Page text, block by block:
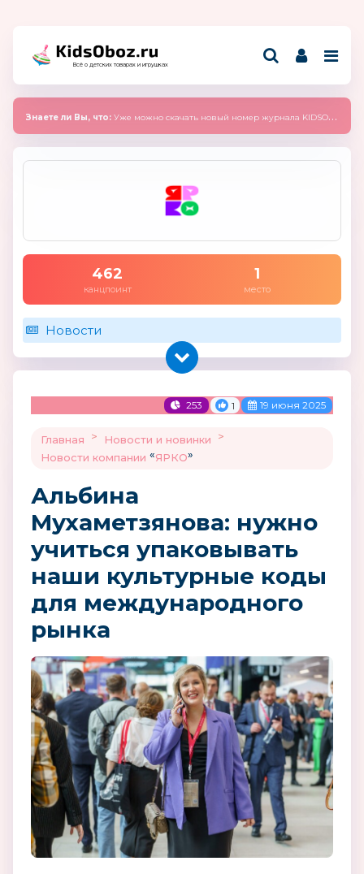
Всё о детских товарах и игрушках
Знаете ли Вы, что: Уже можно скачать новый номер журнала KIDSOBOZ 2025 (сентябрь)
462
канцпоинт
1
место
Новости
253 1 19 июня 2025
Главная > Новости и новинки
>
Новости компании «ЯРКО»
Альбина
Мухаметзянова: нужно
учиться упаковывать
наши культурные коды
для международного
рынка